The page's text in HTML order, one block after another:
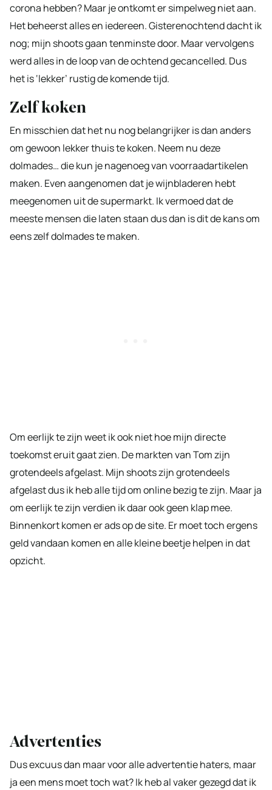
corona hebben? Maar je ontkomt er simpelweg niet aan.
Het beheerst alles en iedereen. Gisterenochtend dacht ik
nog; mijn shoots gaan tenminste door. Maar vervolgens
werd alles in de loop van de ochtend gecancelled. Dus
het is ‘lekker’ rustig de komende tijd.
Zelf koken
En misschien dat het nu nog belangrijker is dan anders
om gewoon lekker thuis te koken. Neem nu deze
dolmades… die kun je nagenoeg van voorraadartikelen
maken. Even aangenomen dat je wijnbladeren hebt
meegenomen uit de supermarkt. Ik vermoed dat de
meeste mensen die laten staan dus dan is dit de kans om
eens zelf dolmades te maken.
Om eerlijk te zijn weet ik ook niet hoe mijn directe
toekomst eruit gaat zien. De markten van Tom zijn
grotendeels afgelast. Mijn shoots zijn grotendeels
afgelast dus ik heb alle tijd om online bezig te zijn. Maar ja
om eerlijk te zijn verdien ik daar ook geen klap mee.
Binnenkort komen er ads op de site. Er moet toch ergens
geld vandaan komen en alle kleine beetje helpen in dat
opzicht.
Advertenties
Dus excuus dan maar voor alle advertentie haters, maar
ja een mens moet toch wat? Ik heb al vaker gezegd dat ik